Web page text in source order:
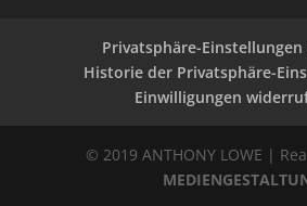
Privatsphäre-Einstellungen
Historie der Privatsphäre-
Einwilligungen
© 2019 ANTHONY LOWE |